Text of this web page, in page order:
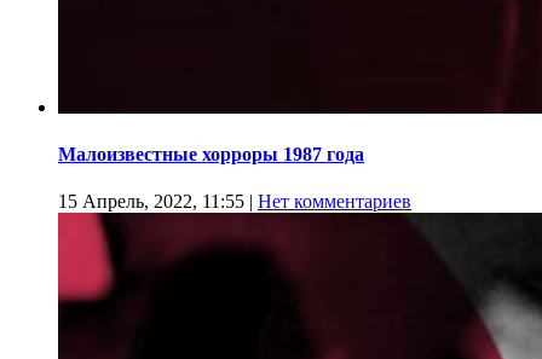
Малоизвестные хорроры 1987 года
15 Апрель, 2022, 11:55 | Нет комментариев